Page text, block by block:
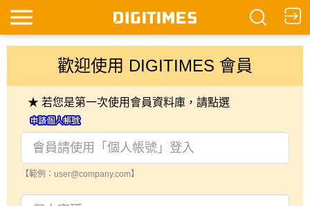
歡迎使用 DIGITIMES 會員
★ 若您是第一次使用會員資料庫，請點選
【範例：user@company.com】